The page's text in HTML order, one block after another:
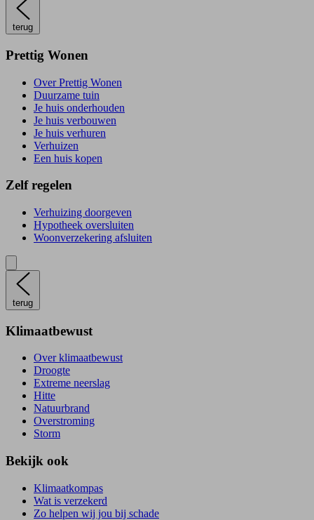
terug
Prettig Wonen
Over Prettig Wonen
Duurzame tuin
Je huis onderhouden
Je huis verbouwen
Je huis verhuren
Verhuizen
Een huis kopen
Zelf regelen
Verhuizing doorgeven
Hypotheek oversluiten
Woonverzekering afsluiten
terug
Klimaatbewust
Over klimaatbewust
Droogte
Extreme neerslag
Hitte
Natuurbrand
Overstroming
Storm
Bekijk ook
Klimaatkompas
Wat is verzekerd
Zo helpen wij jou bij schade